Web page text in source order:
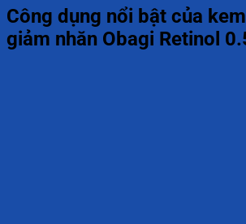
Công dụng nổi bật của
giảm nhăn Obagi Retinol